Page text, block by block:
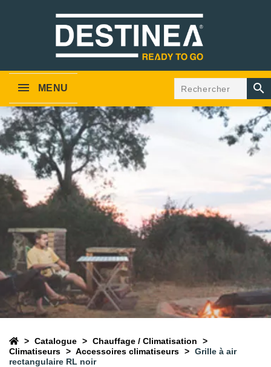
MENU 
Catalogue
Chauffage / Climatisation
Climatiseurs
Accessoires climatiseurs
Grille à air
rectangulaire RL noir